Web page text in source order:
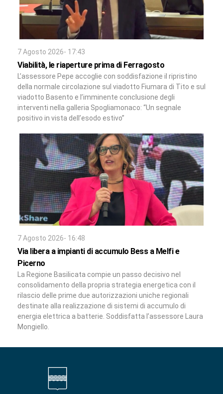
7 Agosto 2026- 17:43
Viabilità, le riaperture prima di Ferragosto
L’assessore Pepe accoglie con soddisfazione il ripristino
della normale circolazione sul viadotto Fiumara di Tito e sul
viadotto Basento e l’imminente conclusione degli
interventi nella galleria Spogliamonaco: “Un segnale
positivo in vista dell’esodo estivo”
7 Agosto 2026- 16:48
Via libera a impianti di accumulo Bess a Melfi e
Picerno
La Regione Basilicata compie un passo decisivo nel
consolidamento della propria strategia energetica con il
rilascio delle prime due autorizzazioni uniche regionali
destinate alla realizzazione di sistemi di accumulo di
energia elettrica a batterie. Soddisfatta l’assessore Laura
Mongiello.